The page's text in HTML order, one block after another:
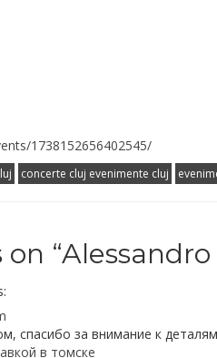
1738152656402545/
concerte cluj evenimente cluj
“
спасибо за внимание к
в томске